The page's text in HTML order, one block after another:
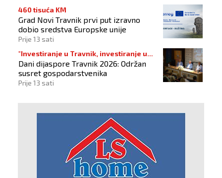
460 tisuća KM
Grad Novi Travnik prvi put izravno
dobio sredstva Europske unije
Prije 13 sati
"Investiranje u Travnik, investiranje u
budućnost"
Dani dijaspore Travnik 2026: Održan
susret gospodarstvenika
Prije 13 sati